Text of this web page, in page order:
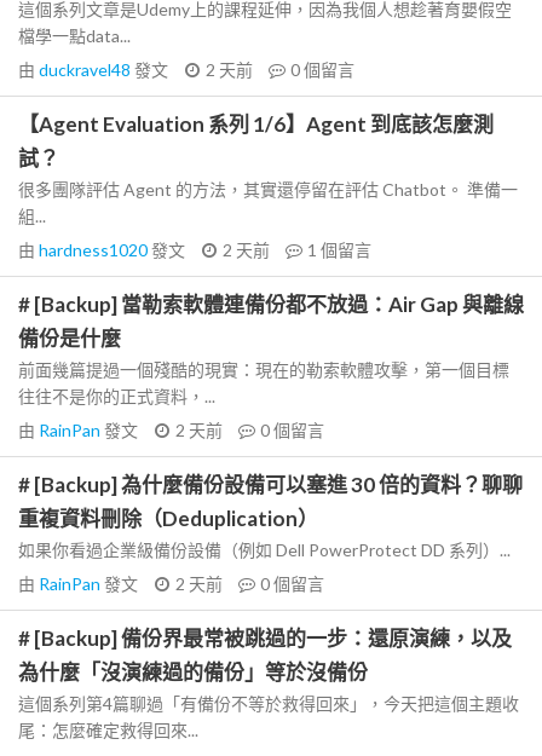
這個系列文章是Udemy上的課程延伸，因為我個人想趁著育嬰假空
檔學一點data...
由 duckravel48 發文 2 天前 0個留言
【Agent Evaluation 系列 1/6】Agent 到底該怎麼測
試？
很多團隊評估 Agent 的方法，其實還停留在評估 Chatbot。 準備一
組...
由 hardness1020發文 2 天前 1 個留言
# [Backup] 當勒索軟體連備份都不放過：Air Gap 與離線
備份是什麼
前面幾篇提過一個殘酷的現實：現在的勒索軟體攻擊，第一個目標
往往不是你的正式資料，...
由 RainPan 發文 2 天前 0個留言
# [Backup] 為什麼備份設備可以塞進 30 倍的資料？聊聊
重複資料刪除（Deduplication）
如果你看過企業級備份設備（例如 Dell PowerProtect DD 系列）...
由 RainPan 發文 2 天前 0個留言
# [Backup] 備份界最常被跳過的一步：還原演練，以及
為什麼「沒演練過的備份」等於沒備份
這個系列第4篇聊過「有備份不等於救得回來」，今天把這個主題收
尾：怎麼確定救得回來...